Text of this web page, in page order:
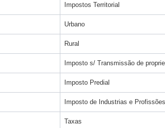
Impostos Territorial
Urbano
Rural
Imposto s/ Transmissão de
Imposto Predial
Imposto de Industrias e Profissões
Taxas